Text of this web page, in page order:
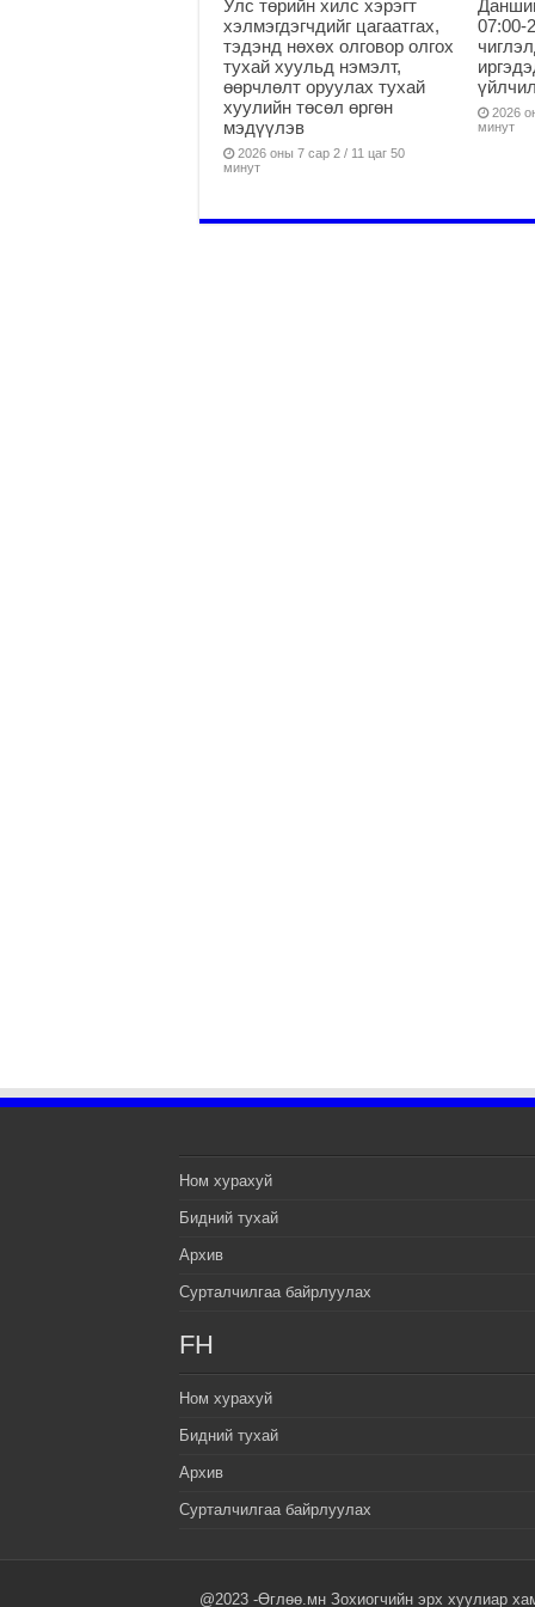
Улс төрийн хилс хэрэгт
хэлмэгдэгчдийг цагаатгах,
тэдэнд нөхөх олговор олгох
тухай хуульд нэмэлт,
өөрчлөлт оруулах тухай
хуулийн төсөл өргөн
мэдүүлэв
2026 оны 7 сар 2 / 11 цаг 50
минут
07:00-
2026
минут
Ном хурахуй
Бидний тухай
Архив
Сурталчилгаа байрлуулах
FH
Ном хурахуй
Бидний тухай
Архив
Сурталчилгаа байрлуулах
@2023 -Өглөө.мн Зохиогчийн эрх хуулиар